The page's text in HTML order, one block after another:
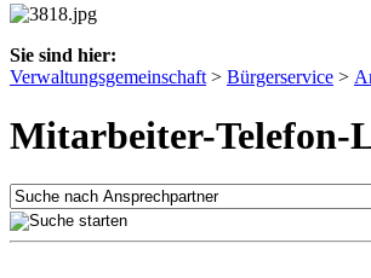
Sie sind hier:
Verwaltungsgemeinschaft > Bürgerservice >
Mitarbeiter-Telefon-